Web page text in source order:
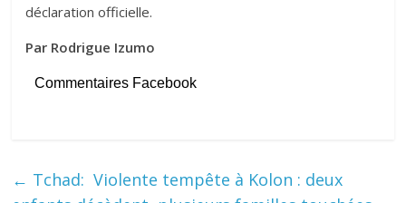
déclaration officielle.
Par Rodrigue Izumo
Commentaires Facebook
← Tchad: Violente tempête à Kolon : deux